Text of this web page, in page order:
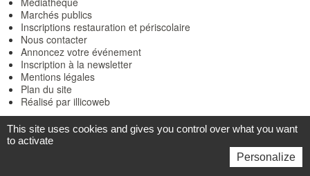
Marchés publics
Inscriptions restauration et périscolaire
Nous contacter
Annoncez votre événement
Inscription à la newsletter
Mentions légales
Plan du site
Réalisé par illicoweb
This site uses cookies and gives you control over what you want
to activate
Personalize